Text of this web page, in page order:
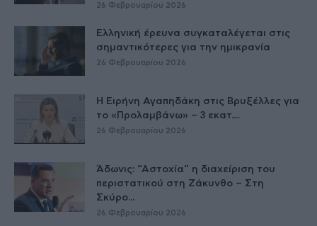
26 Φεβρουαρίου 2026
Ελληνική έρευνα συγκαταλέγεται στις
σημαντικότερες για την ημικρανία
26 Φεβρουαρίου 2026
Η Ειρήνη Αγαπηδάκη στις Βρυξέλλες για
το «Προλαμβάνω» – 3 εκατ....
26 Φεβρουαρίου 2026
Άδωνις: “Αστοχία” η διαχείριση του
περιστατικού στη Ζάκυνθο – Στη
Σκύρο...
26 Φεβρουαρίου 2026